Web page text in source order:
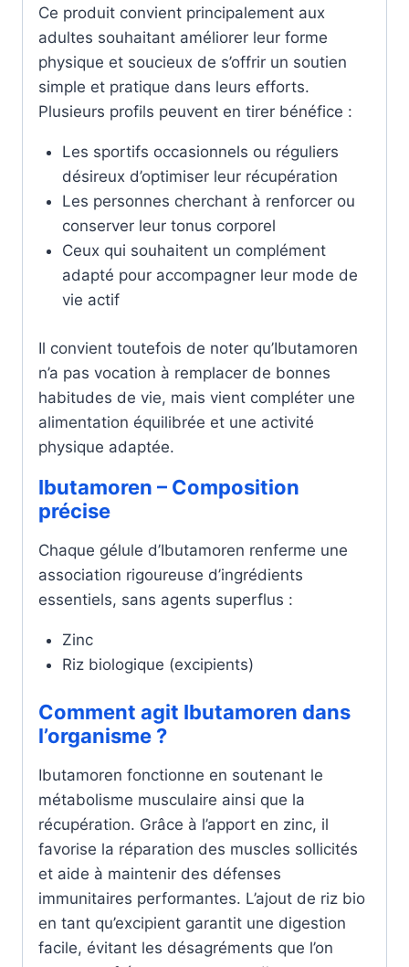
Ce produit convient principalement aux
adultes souhaitant améliorer leur forme
physique et soucieux de s’offrir un soutien
simple et pratique dans leurs efforts.
Plusieurs profils peuvent en tirer bénéfice :
Les sportifs occasionnels ou réguliers
désireux d’optimiser leur récupération
Les personnes cherchant à renforcer ou
conserver leur tonus corporel
Ceux qui souhaitent un complément
adapté pour accompagner leur mode de
vie actif
Il convient toutefois de noter qu’Ibutamoren
n’a pas vocation à remplacer de bonnes
habitudes de vie, mais vient compléter une
alimentation équilibrée et une activité
physique adaptée.
Ibutamoren – Composition
précise
Chaque gélule d’Ibutamoren renferme une
association rigoureuse d’ingrédients
essentiels, sans agents superflus :
Zinc
Riz biologique (excipients)
Comment agit Ibutamoren dans
l’organisme ?
Ibutamoren fonctionne en soutenant le
métabolisme musculaire ainsi que la
récupération. Grâce à l’apport en zinc, il
favorise la réparation des muscles sollicités
et aide à maintenir des défenses
immunitaires performantes. L’ajout de riz bio
en tant qu’excipient garantit une digestion
facile, évitant les désagréments que l’on